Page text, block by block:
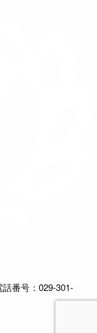
番号：029-301-